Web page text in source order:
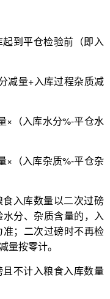
到平仓检验前（即入
减量+入库过程杂质减
×（入库水分%-平仓水
×（入库杂质%-平仓杂
入库数量以二次过磅
分、杂质含量的，入
；二次过磅时不再检
量按零计。
不计入粮食入库数量